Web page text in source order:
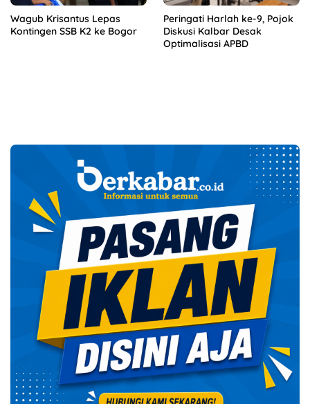
Wagub Krisantus Lepas
Kontingen SSB K2 ke Bogor
Peringati Harlah ke-9, Pojok
Diskusi Kalbar Desak
Optimalisasi APBD